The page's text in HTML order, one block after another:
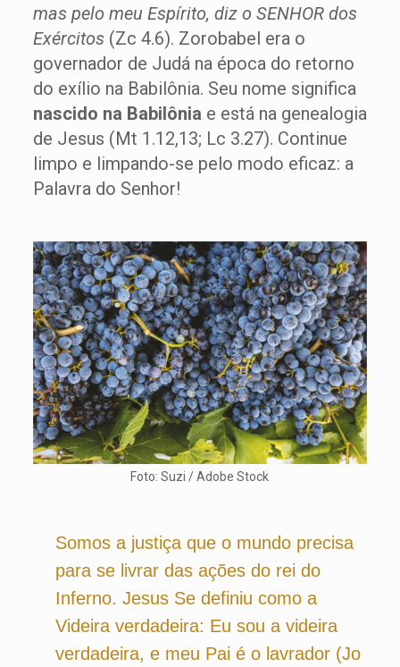
mas pelo meu Espírito, diz o SENHOR dos
Exércitos (Zc 4.6). Zorobabel era o
governador de Judá na época do retorno
do exílio na Babilônia. Seu nome significa
nascido na Babilônia e está na genealogia
de Jesus (Mt 1.12,13; Lc 3.27). Continue
limpo e limpando-se pelo modo eficaz: a
Palavra do Senhor!
Foto: Suzi / Adobe Stock
Somos a justiça que o mundo precisa
para se livrar das ações do rei do
Inferno. Jesus Se definiu como a
Videira verdadeira: Eu sou a videira
verdadeira, e meu Pai é o lavrador (Jo